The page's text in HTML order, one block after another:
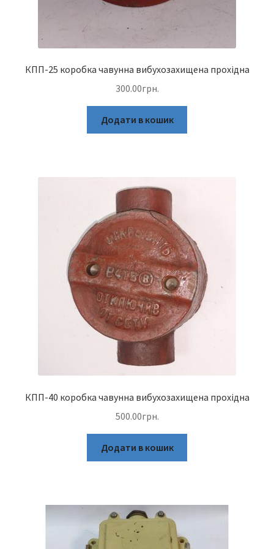
КПП-25 коробка чавунна вибухозахищена прохідна
300.00грн.
Додати в кошик
КПП-40 коробка чавунна вибухозахищена прохідна
500.00грн.
Додати в кошик